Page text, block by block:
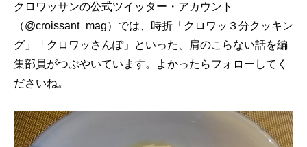
クロワッサンの公式ツイッター・アカウント
（@croissant_mag）では、時折「クロワッ３分クッキン
グ」「クロワッさんぽ」といった、肩のこらない話を編
集部員がつぶやいています。よかったらフォローしてく
ださいね。